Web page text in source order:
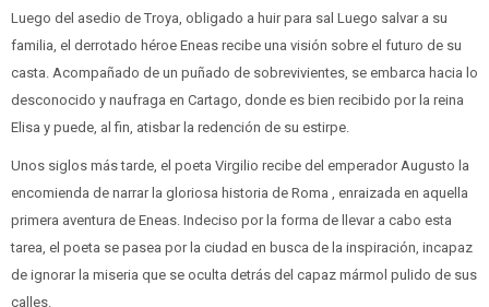
Luego del asedio de Troya, obligado a huir para sal Luego salvar a su
familia, el derrotado héroe Eneas recibe una visión sobre el futuro de su
casta. Acompañado de un puñado de sobrevivientes, se embarca hacia lo
desconocido y naufraga en Cartago, donde es bien recibido por la reina
Elisa y puede, al fin, atisbar la redención de su estirpe.
Unos siglos más tarde, el poeta Virgilio recibe del emperador Augusto la
encomienda de narrar la gloriosa historia de Roma , enraizada en aquella
primera aventura de Eneas. Indeciso por la forma de llevar a cabo esta
tarea, el poeta se pasea por la ciudad en busca de la inspiración, incapaz
de ignorar la miseria que se oculta detrás del capaz mármol pulido de sus
calles.